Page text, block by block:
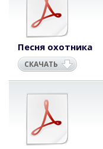
Песня охотника
СКАЧАТЬ